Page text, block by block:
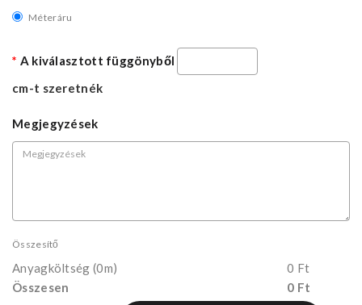
Méteráru
A kiválasztott függönyből
cm-t szeretnék
Megjegyzések
Összesítő
Anyagköltség (0m)
0 Ft
Összesen
0 Ft